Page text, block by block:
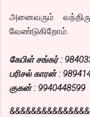
அனைவரும்
வேண்டுகிறோம்.
கேபிள் சங்கர் :
பரிசல் காரன் :
குகன் : 9940448599